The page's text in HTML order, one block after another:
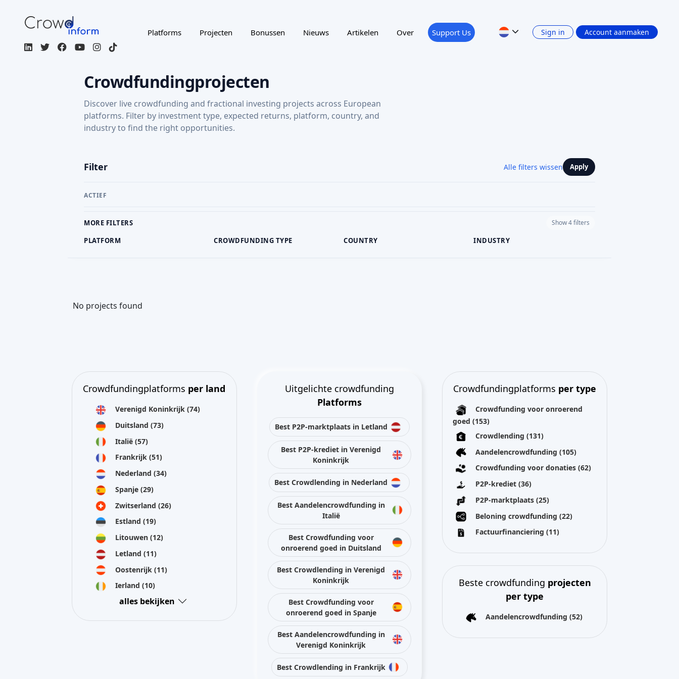
Platforms Projecten Bonussen Nieuws Artikelen Over Support Us Sign in Account aanmaken
Crowdfundingprojecten
Discover live crowdfunding and fractional investing projects across European
platforms. Filter by investment type, expected returns, platform, country, and
industry to find the right opportunities.
Filter Alle filters wissen Apply
ACTIEF
MORE FILTERS Show 4 filters
PLATFORM CROWDFUNDING TYPE COUNTRY INDUSTRY
No projects found
Crowdfundingplatforms per land
Verenigd Koninkrijk (74)
Duitsland (73)
Italië (57)
Frankrijk (51)
Nederland (34)
Spanje (29)
Zwitserland (26)
Estland (19)
Litouwen (12)
Letland (11)
Oostenrijk (11)
Ierland (10)
alles bekijken
Uitgelichte crowdfunding
Platforms
Best P2P-marktplaats in Letland
Best P2P-krediet in Verenigd
Koninkrijk
Best Crowdlending in Nederland
Best Aandelencrowdfunding in
Italië
Best Crowdfunding voor
onroerend goed in Duitsland
Best Crowdlending in Verenigd
Koninkrijk
Best Crowdfunding voor
onroerend goed in Spanje
Best Aandelencrowdfunding in
Verenigd Koninkrijk
Best Crowdlending in Frankrijk
Crowdfundingplatforms per type
Crowdfunding voor onroerend
goed(153)
Crowdlending(131)
Aandelencrowdfunding(105)
Crowdfunding voor donaties(62)
P2P-krediet(36)
P2P-marktplaats(25)
Beloning crowdfunding(22)
Factuurfinanciering(11)
Beste crowdfunding projecten
per type
Aandelencrowdfunding(52)